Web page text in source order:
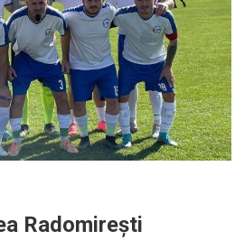
Radomirești